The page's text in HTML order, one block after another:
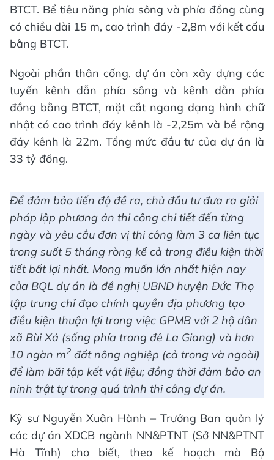
BTCT. Bể tiêu năng phía sông và phía đồng cùng
có chiều dài 15 m, cao trình đáy -2,8m với kết cấu
bằng BTCT.
Ngoài phần thân cống, dự án còn xây dựng các
tuyến kênh dẫn phía sông và kênh dẫn phía
đồng bằng BTCT, mặt cắt ngang dạng hình chữ
nhật có cao trình đáy kênh là -2,25m và bề rộng
đáy kênh là 22m. Tổng mức đầu tư của dự án là
33 tỷ đồng.
Để đảm bảo tiến độ đề ra, chủ đầu tư đưa ra giải
pháp lập phương án thi công chi tiết đến từng
ngày và yêu cầu đơn vị thi công làm 3 ca liên tục
trong suốt 5 tháng ròng kể cả trong điều kiện thời
tiết bất lợi nhất. Mong muốn lớn nhất hiện nay
của BQL dự án là đề nghị UBND huyện Đức Thọ
tập trung chỉ đạo chính quyền địa phương tạo
điều kiện thuận lợi trong việc GPMB với 2 hộ dân
xã Bùi Xá (sống phía trong đê La Giang) và hơn
10 ngàn m2 đất nông nghiệp (cả trong và ngoài)
để làm bãi tập kết vật liệu; đồng thời đảm bảo an
ninh trật tự trong quá trình thi công dự án.
Kỹ sư Nguyễn Xuân Hành – Trưởng Ban quản lý
các dự án XDCB ngành NN&PTNT (Sở NN&PTNT
Hà Tĩnh) cho biết, theo kế hoạch mà Bộ